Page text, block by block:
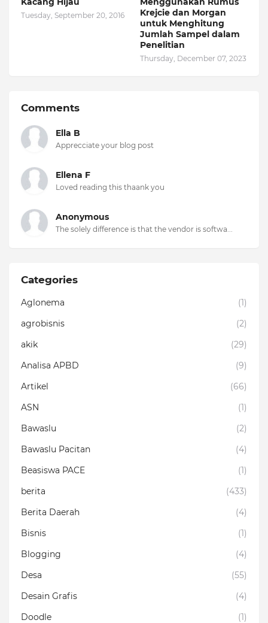
Tuesday, September 20, 2016
Krejcie dan Morgan
untuk Menghitung
Jumlah Sampel dalam
Penelitian
Thursday, December 07, 2023
Comments
Ella B
Apprecciate your blog post
Ellena F
Loved reading this thaank you
Anonymous
The solely difference is that the vendor is softwa...
Categories
Aglonema
(1)
agrobisnis
(2)
akik
(29)
Analisa APBD
(9)
Artikel
(66)
ASN
(1)
Bawaslu
(2)
Bawaslu Pacitan
(4)
Beasiswa PACE
(1)
berita
(433)
Berita Daerah
(4)
Bisnis
(1)
Blogging
(4)
Desa
(55)
Desain Grafis
(4)
Doodle
(1)